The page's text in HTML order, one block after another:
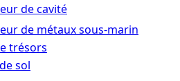
de cavité
de métaux sous-marin
trésors
sol